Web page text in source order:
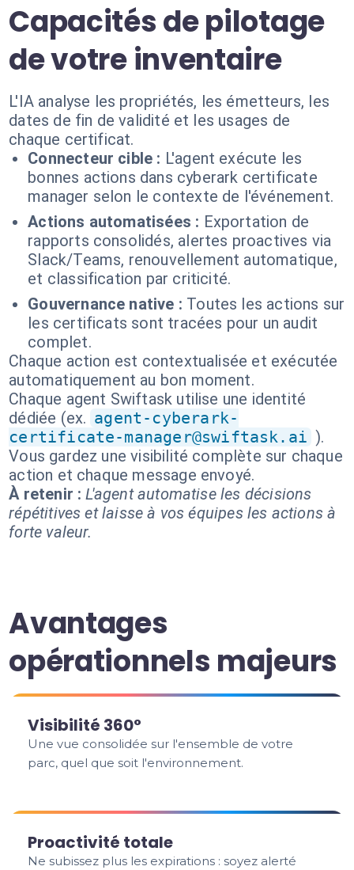
Capacités de pilotage
de votre inventaire
L'IA analyse les propriétés, les émetteurs, les
dates de fin de validité et les usages de
chaque certificat.
Connecteur cible : L'agent exécute les
bonnes actions dans cyberark certificate
manager selon le contexte de l'événement.
Actions automatisées : Exportation de
rapports consolidés, alertes proactives via
Slack/Teams, renouvellement automatique,
et classification par criticité.
Gouvernance native : Toutes les actions sur
les certificats sont tracées pour un audit
complet.
Chaque action est contextualisée et exécutée
automatiquement au bon moment.
Chaque agent Swiftask utilise une identité
dédiée (ex. agent-cyberark-
certificate-manager@swiftask.ai ).
Vous gardez une visibilité complète sur chaque
action et chaque message envoyé.
À retenir : L'agent automatise les décisions
répétitives et laisse à vos équipes les actions à
forte valeur.
Avantages
opérationnels majeurs
Visibilité 360°
Une vue consolidée sur l'ensemble de votre
parc, quel que soit l'environnement.
Proactivité totale
Ne subissez plus les expirations : soyez alerté